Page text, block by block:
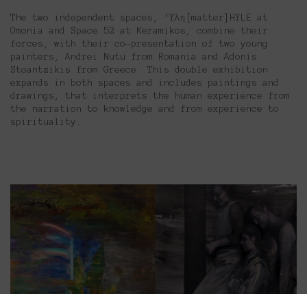
The two independent spaces, ‘Υλη[matter]HYLE at
Omonia and Space 52 at Keramikos, combine their
forces, with their co-presentation of two young
painters, Andrei Nutu from Romania and Adonis
Stoantzikis from Greece. This double exhibition
expands in both spaces and includes paintings and
drawings, that interprets the human experience from
the narration to knowledge and from experience to
spirituality.